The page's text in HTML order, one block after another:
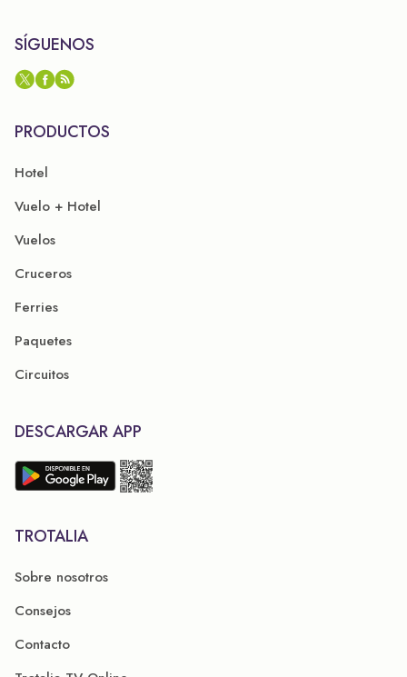
SÍGUENOS
PRODUCTOS
Hotel
Vuelo + Hotel
Vuelos
Cruceros
Ferries
Paquetes
Circuitos
DESCARGAR APP
TROTALIA
Sobre nosotros
Consejos
Contacto